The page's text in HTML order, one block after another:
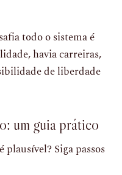
todo o sistema é
havia carreiras,
de liberdade
um guia prático
plausível? Siga passos